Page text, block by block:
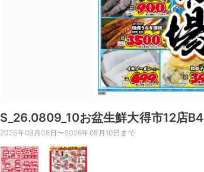
S_26.0809_10お盆生鮮大得市12店B4
2026年08月08日〜2026年08月10日まで